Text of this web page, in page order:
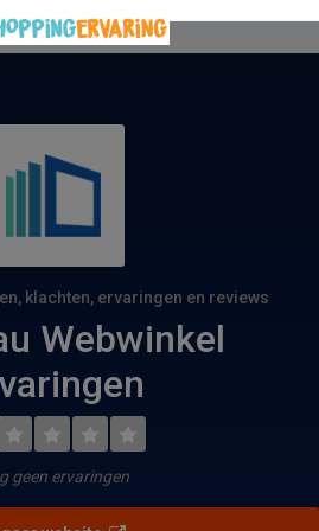
klachten, ervaringen en reviews
Webwinkel
geen ervaringen